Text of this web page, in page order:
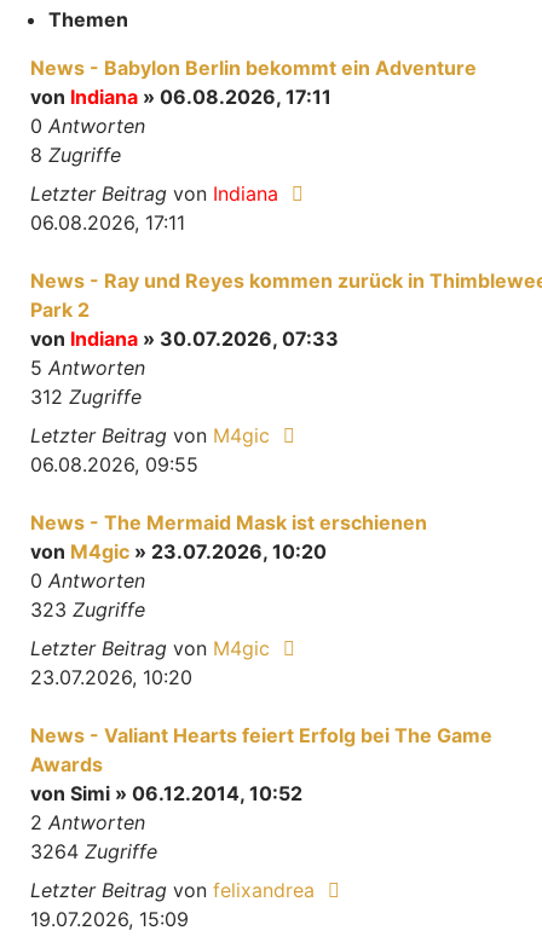
Themen
News - Babylon Berlin bekommt ein Adventure
von Indiana » 06.08.2026, 17:11
0 Antworten
8 Zugriffe
Letzter Beitrag von Indiana
06.08.2026, 17:11
News - Ray und Reyes kommen zurück in
Park 2
von Indiana » 30.07.2026, 07:33
5 Antworten
312 Zugriffe
Letzter Beitrag von M4gic
06.08.2026, 09:55
News - The Mermaid Mask ist erschienen
von M4gic » 23.07.2026, 10:20
0 Antworten
323 Zugriffe
Letzter Beitrag von M4gic
23.07.2026, 10:20
News - Valiant Hearts feiert Erfolg bei The Game
Awards
von Simi » 06.12.2014, 10:52
2 Antworten
3264 Zugriffe
Letzter Beitrag von felixandrea
19.07.2026, 15:09